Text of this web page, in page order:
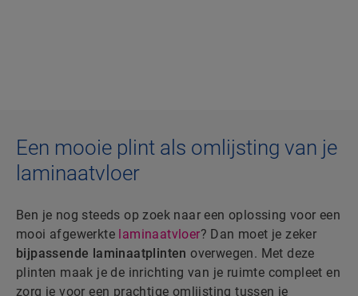
Een mooie plint als omlijsting van je
laminaatvloer
Ben je nog steeds op zoek naar een oplossing voor een
mooi afgewerkte laminaatvloer? Dan moet je zeker
bijpassende laminaatplinten overwegen. Met deze
plinten maak je de inrichting van je ruimte compleet en
zorg je voor een prachtige omlijsting tussen je